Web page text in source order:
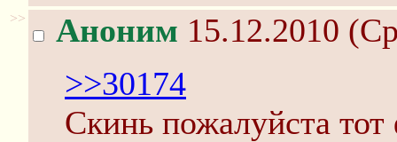
>> Аноним 15.12.2010
>>30174
Скинь пожалуйста